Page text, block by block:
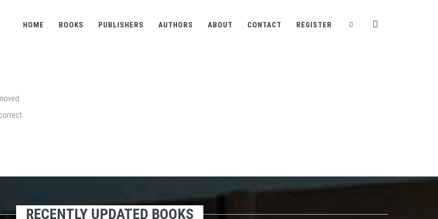
HOME BOOKS PUBLISHERS AUTHORS ABOUT CONTACT REGISTER
RECENTLY UPDATED BOOKS